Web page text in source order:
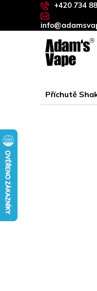
+420 734
Příchutě